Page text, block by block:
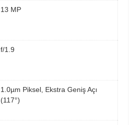
13 MP
f/1.9
1.0µm Piksel, Ekstra Geniş Açı
(117°)